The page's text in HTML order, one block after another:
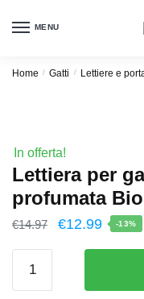
MENU
Home / Gatti / Lettiere e
In offerta!
Lettiera per
profumata
€14.97 €12.99 -13%